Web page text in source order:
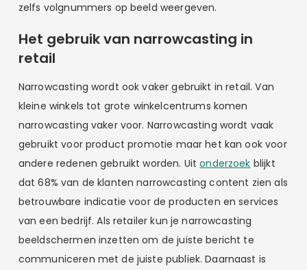
zelfs volgnummers op beeld weergeven.
Het gebruik van narrowcasting in
retail
Narrowcasting wordt ook vaker gebruikt in retail. Van
kleine winkels tot grote winkelcentrums komen
narrowcasting vaker voor. Narrowcasting wordt vaak
gebruikt voor product promotie maar het kan ook voor
andere redenen gebruikt worden. Uitonderzoek blijkt
dat 68% van de klanten narrowcasting content zien als
betrouwbare indicatie voor de producten en services
van een bedrijf. Als retailer kun je narrowcasting
beeldschermen inzetten om de juiste bericht te
communiceren met de juiste publiek. Daarnaast is